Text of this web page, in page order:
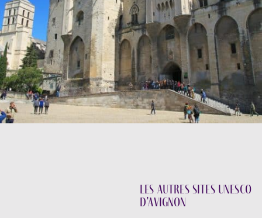
Les autres sites Unesco
d’Avignon